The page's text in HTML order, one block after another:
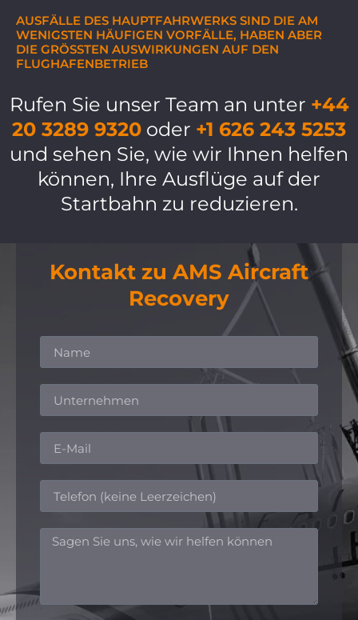
AUSFÄLLE DES HAUPTFAHRWERKS SIND DIE AM
WENIGSTEN HÄUFIGEN VORFÄLLE, HABEN ABER
DIE GRÖSSTEN AUSWIRKUNGEN AUF DEN F
LUGHAFENBETRIEB
Rufen Sie unser Team an unter +44
20 3289 9320 oder +1 626 243 5253
und sehen Sie, wie wir Ihnen helfen
können, Ihre Ausflüge auf der
Startbahn zu reduzieren.
Kontakt zu AMS Aircraft
Recovery